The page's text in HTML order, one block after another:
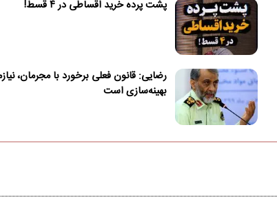
پشت پرده خرید اقساطی در ۴ قسط!
رضایی: قانون فعلی برخورد با مجرمان،
بهینه‌سازی است